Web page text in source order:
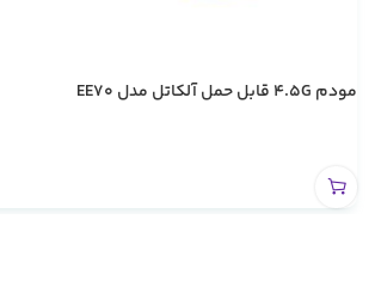
مودم 4.5G قابل حمل آلکاتل مدل EE70